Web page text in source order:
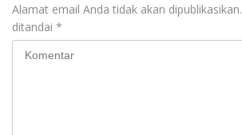
Alamat email Anda tidak akan dipublikasikan.
ditandai *